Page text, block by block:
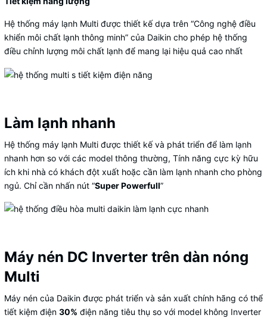
Hệ thống máy lạnh Multi được thiết kế dựa trên “Công nghệ điều
khiển môi chất lạnh thông minh” của Daikin cho phép hệ thống
điều chỉnh lượng môi chất lạnh để mang lại hiệu quả cao nhất
Làm lạnh nhanh
Hệ thống máy lạnh Multi được thiết kế và phát triển để làm lạnh
nhanh hơn so với các model thông thường, Tính năng cực kỳ hữu
ích khi nhà có khách đột xuất hoặc cần làm lạnh nhanh cho phòng
ngủ. Chỉ cần nhấn nút “Super Powerfull”
Máy nén DC Inverter trên dàn nóng
Multi
Máy nén của Daikin được phát triển và sản xuất chính hãng có thể
tiết kiệm điện 30% điện năng tiêu thụ so với model không Inverter